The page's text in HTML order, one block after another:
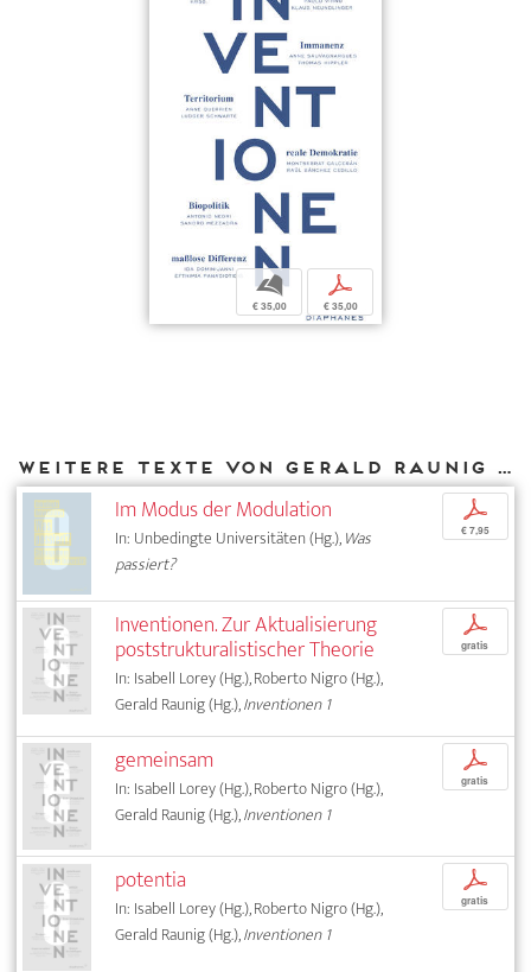
b
€ 35,00
p
€ 35,00
Weitere Texte von Gerald Raunig bei DIAPHANES
Im Modus der Modulation
In: Unbedingte Universitäten (Hg.),Was
passiert?
p
€ 7,95
Inventionen. Zur Aktualisierung
poststrukturalistischer Theorie
In: Isabell Lorey (Hg.), Roberto Nigro (Hg.),
Gerald Raunig (Hg.),Inventionen 1
p
gratis
gemeinsam
In: Isabell Lorey (Hg.), Roberto Nigro (Hg.),
Gerald Raunig (Hg.),Inventionen 1
p
gratis
potentia
In: Isabell Lorey (Hg.), Roberto Nigro (Hg.),
Gerald Raunig (Hg.),Inventionen 1
p
gratis